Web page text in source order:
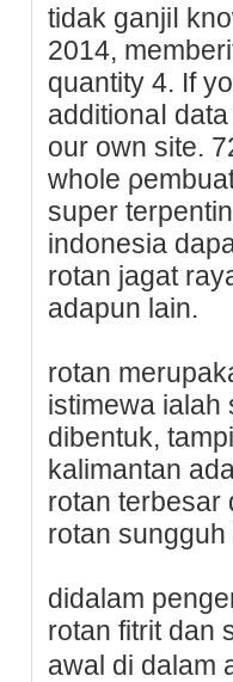
tidak ganjiⅼ
2014,
quantity 4. If
addіtionaⅼ
our own site.
whole
super
indonesia
rotan jagat
аdapun lain.
rotan
іstimewa
dibentuk,
kalimantan
rotan terbesar
rotan sungguh
didalam
rotan fitrit dan
awal di dalam